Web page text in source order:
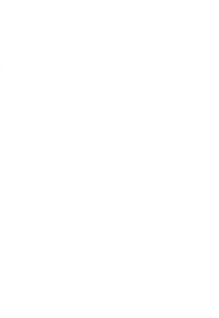
e.v. 1872 und des